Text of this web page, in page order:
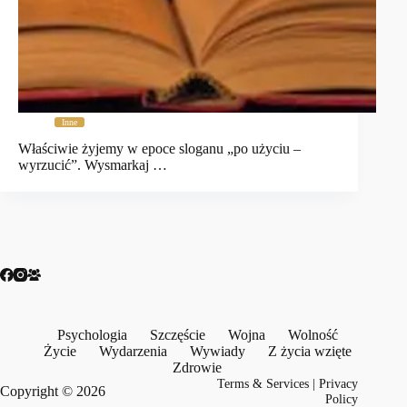
Inne
Właściwie żyjemy w epoce sloganu „po użyciu –
wyrzucić”. Wysmarkaj …
Psychologia Szczęście Wojna
Wolność
Życie
Wydarzenia Wywiady
Z życia wzięte
Zdrowie
Copyright © 2026
Terms & Services |Privacy
Policy